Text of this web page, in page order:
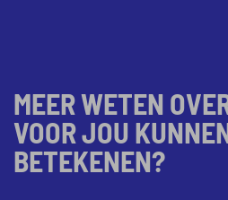
MEER WETEN
VOOR JOU
BETEKENEN?